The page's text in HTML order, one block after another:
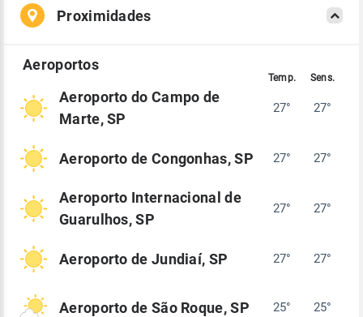
Proximidades
Aeroporto do Campo de
Marte, SP
27° 27°
Aeroporto de Congonhas, SP 27° 27°
Aeroporto Internacional de
Guarulhos, SP
27° 27°
Aeroporto de Jundiaí, SP 27° 27°
Aeroporto de São Roque, SP 25° 25°